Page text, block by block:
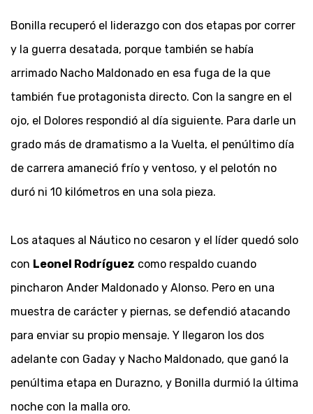
Bonilla recuperó el liderazgo con dos etapas por correr
y la guerra desatada, porque también se había
arrimado Nacho Maldonado en esa fuga de la que
también fue protagonista directo. Con la sangre en el
ojo, el Dolores respondió al día siguiente. Para darle un
grado más de dramatismo a la Vuelta, el penúltimo día
de carrera amaneció frío y ventoso, y el pelotón no
duró ni 10 kilómetros en una sola pieza.
Los ataques al Náutico no cesaron y el líder quedó solo
con Leonel Rodríguez como respaldo cuando
pincharon Ander Maldonado y Alonso. Pero en una
muestra de carácter y piernas, se defendió atacando
para enviar su propio mensaje. Y llegaron los dos
adelante con Gaday y Nacho Maldonado, que ganó la
penúltima etapa en Durazno, y Bonilla durmió la última
noche con la malla oro.